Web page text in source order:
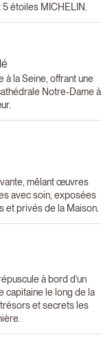
étoiles MICHELIN.
à la Seine, offrant une
Notre-Dame à
mêlant œuvres
avec soin, exposées
et privés de la Maison.
à bord d’un
capitaine le long de la
et secrets les